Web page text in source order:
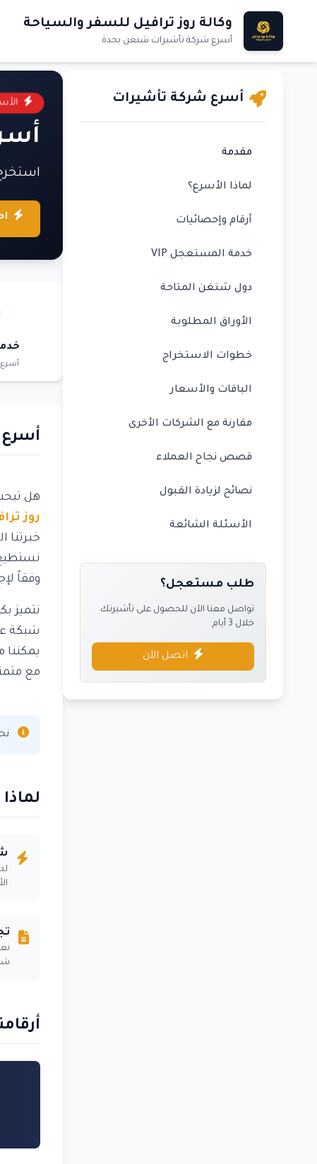
وكالة روز ترافيل للسفر والسياحة
أسرع شركة تأشيرات شنغن بجدة
أسرع شركة تأشيرات
مقدمة
لماذا الأسرع؟
أرقام وإحصائيات
خدمة المستعجل VIP
دول شنغن المتاحة
الأوراق المطلوبة
خطوات الاستخراج
الباقات والأسعار
مقارنة مع الشركات الأخرى
قصص نجاح العملاء
نصائح لزيادة القبول
الأسئلة الشائعة
طلب مستعجل؟
تواصل معنا الآن للحصول على تأشيرتك
خلال 3 أيام
اتصل الآن
أسرع
هل
روز
خبرتنا
وفقاً
نتميز
شبكة
يمكننا
مع